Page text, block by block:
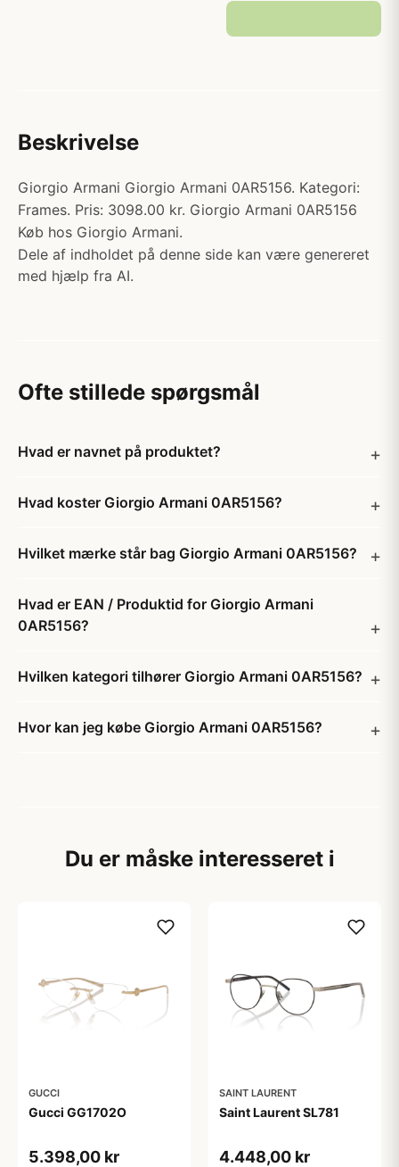
Beskrivelse
Giorgio Armani Giorgio Armani 0AR5156. Kategori:
Frames. Pris: 3098.00 kr. Giorgio Armani 0AR5156
Køb hos Giorgio Armani.
Dele af indholdet på denne side kan være genereret
med hjælp fra AI.
Ofte stillede spørgsmål
Hvad er navnet på produktet?
Hvad koster Giorgio Armani 0AR5156?
Hvilket mærke står bag Giorgio Armani 0AR5156?
Hvad er EAN / Produktid for Giorgio Armani
0AR5156?
Hvilken kategori tilhører Giorgio Armani 0AR5156?
Hvor kan jeg købe Giorgio Armani 0AR5156?
Du er måske interesseret i
GUCCI
Gucci GG1702O
5.398,00 kr
SAINT LAURENT
Saint Laurent SL781
4.448,00 kr